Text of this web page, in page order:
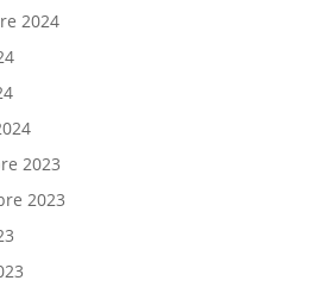
2024
2023
2023